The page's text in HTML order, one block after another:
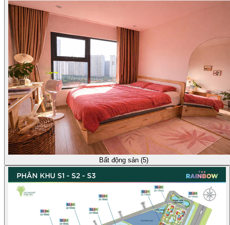
Bất động sản (5)